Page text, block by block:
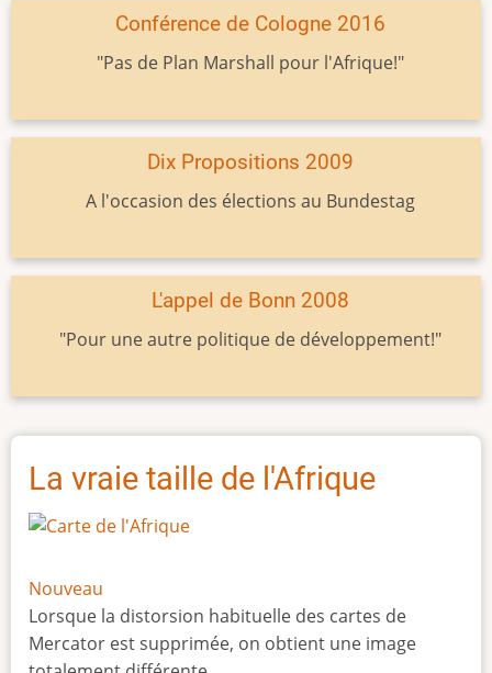
Conférence de Cologne 2016
"Pas de Plan Marshall pour l'Afrique!"
Dix Propositions 2009
A l'occasion des élections au Bundestag
L'appel de Bonn 2008
"Pour une autre politique de développement!"
La vraie taille de l'Afrique
Nouveau
Lorsque la distorsion habituelle des cartes de
Mercator est supprimée, on obtient une image